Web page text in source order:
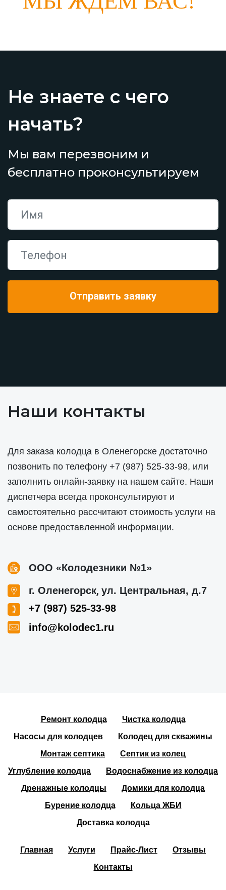
Не знаете с чего
начать?
Мы вам перезвоним и
бесплатно проконсультируем
Наши контакты
Для заказа колодца в Оленегорске достаточно
позвонить по телефону +7 (987) 525-33-98, или
заполнить онлайн-заявку на нашем сайте. Наши
диспетчера всегда проконсультируют и
самостоятельно рассчитают стоимость услуги на
основе предоставленной информации.
ООО «Колодезники №1»
г. Оленегорск, ул. Центральная, д.7
+7 (987) 525-33-98
info@kolodec1.ru
Ремонт колодца
Чистка колодца
Насосы для колодцев
Колодец для скважины
Монтаж септика
Септик из колец
Углубление колодца
Водоснабжение из колодца
Дренажные колодцы
Домики для колодца
Бурение колодца
Кольца ЖБИ
Доставка колодца
Главная Услуги Прайс-Лист
Отзывы
Контакты